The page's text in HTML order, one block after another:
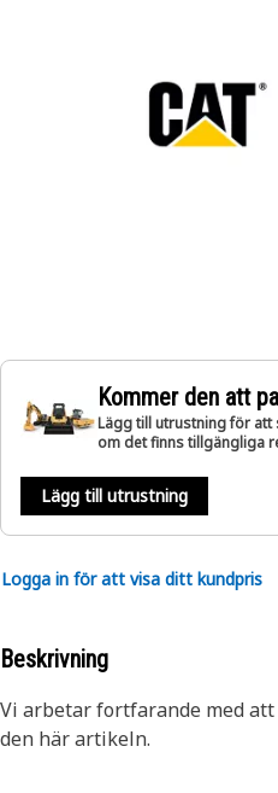
Kommer den att
Lägg till utrustning för att
om det finns tillgängliga
Lägg till utrustning
Logga in för att visa ditt kundpris
Beskrivning
Vi arbetar fortfarande med
den här artikeln.